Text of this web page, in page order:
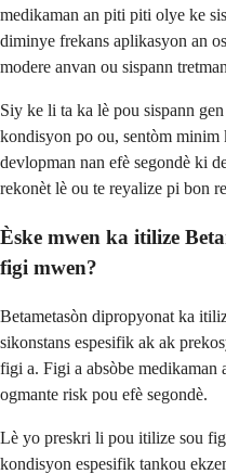
medikaman an piti piti olye ke
diminye frekans aplikasyon an
modere anvan ou sispann
Siy ke li ta ka lè pou sispann
kondisyon po ou, sentòm minim
devlopman nan efè segondè ki
rekonèt lè ou te reyalize pi bon
Èske mwen ka itilize
figi mwen?
Betametasòn dipropyonat ka
sikonstans espesifik ak ak
figi a. Figi a absòbe medikaman
ogmante risk pou efè segondè.
Lè yo preskri li pou itilize sou
kondisyon espesifik tankou